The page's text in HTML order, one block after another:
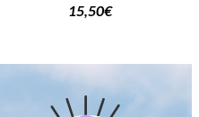
15,50€